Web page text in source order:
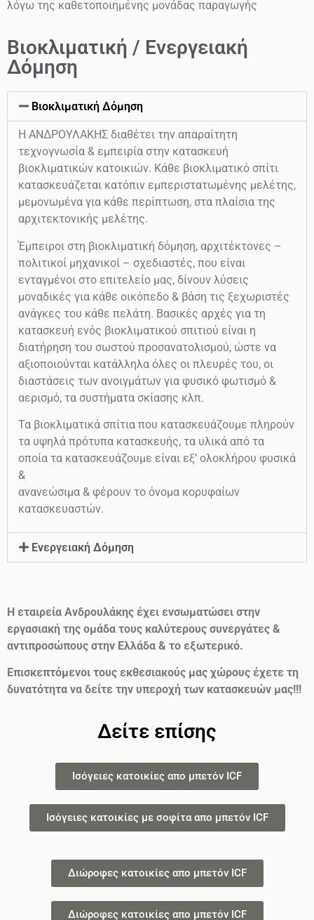
λόγω της καθετοποιημένης μονάδας παραγωγής
Βιοκλιματική / Ενεργειακή
Δόμηση
Βιοκλιματική Δόμηση
Η ΑΝΔΡΟΥΛΑΚΗΣ διαθέτει την απαραίτητη
τεχνογνωσία & εμπειρία στην κατασκευή
βιοκλιματικών κατοικιών. Κάθε βιοκλιματικό σπίτι
κατασκευάζεται κατόπιν εμπεριστατωμένης μελέτης,
μεμονωμένα για κάθε περίπτωση, στα πλαίσια της
αρχιτεκτονικής μελέτης.
Έμπειροι στη βιοκλιματική δόμηση, αρχιτέκτονες –
πολιτικοί μηχανικοί – σχεδιαστές, που είναι
ενταγμένοι στο επιτελείο μας, δίνουν λύσεις
μοναδικές για κάθε οικόπεδο & βάση τις ξεχωριστές
ανάγκες του κάθε πελάτη. Βασικές αρχές για τη
κατασκευή ενός βιοκλιματικού σπιτιού είναι η
διατήρηση του σωστού προσανατολισμού, ώστε να
αξιοποιούνται κατάλληλα όλες οι πλευρές του, οι
διαστάσεις των ανοιγμάτων για φυσικό φωτισμό &
αερισμό, τα συστήματα σκίασης κλπ.
Τα βιοκλιματικά σπίτια που κατασκευάζουμε πληρούν
τα υψηλά πρότυπα κατασκευής, τα υλικά από τα
οποία τα κατασκευάζουμε είναι εξ’ ολοκλήρου φυσικά
&
ανανεώσιμα & φέρουν το όνομα κορυφαίων
κατασκευαστών.
Ενεργειακή Δόμηση
Η εταιρεία Ανδρουλάκης έχει ενσωματώσει στην
εργασιακή της ομάδα τους καλύτερους συνεργάτες &
αντιπροσώπους στην Ελλάδα & το εξωτερικό.
Επισκεπτόμενοι τους εκθεσιακούς μας χώρους έχετε τη
δυνατότητα να δείτε την υπεροχή των κατασκευών μας!!!
Δείτε επίσης
Ισόγειες κατοικίες απο μπετόν ICF
Ισόγειες κατοικίες με σοφίτα απο μπετόν ICF
Διώροφες κατοικίες απο μπετόν ICF
Διώροφες κατοικίες απο μπετόν ICF